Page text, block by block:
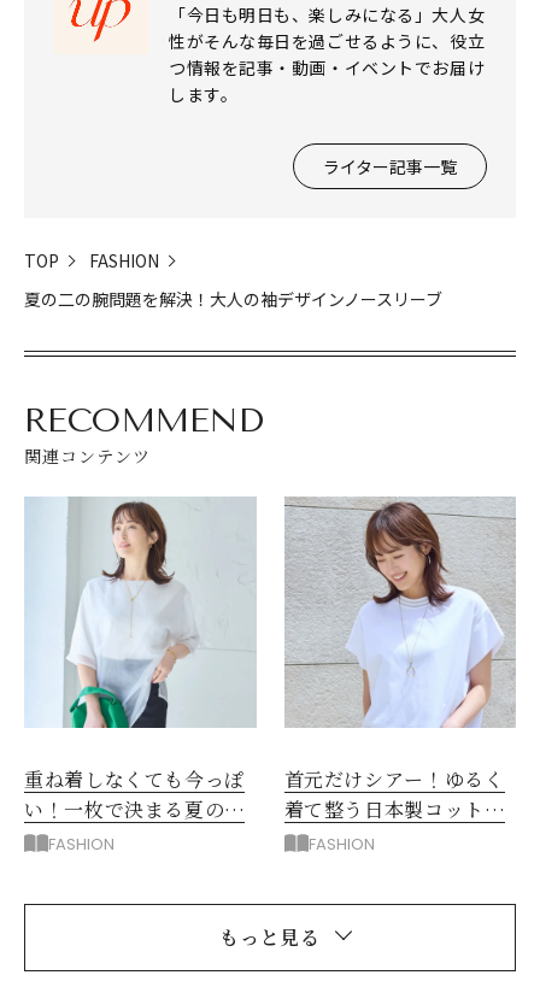
「今日も明日も、楽しみになる」大人女
性がそんな毎日を過ごせるように、役立
つ情報を記事・動画・イベントでお届け
します。
ライター記事一覧
TOP
FASHION
夏の二の腕問題を解決！大人の袖デザインノースリーブ
RECOMMEND
関連コンテンツ
重ね着しなくても今っぽ
い！一枚で決まる夏のシ
アーTシャツ
FASHION
首元だけシアー！ゆるく
着て整う日本製コットン
トップス
FASHION
もっと見る